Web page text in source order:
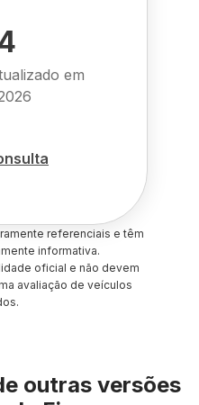
em
referenciais e têm
informativa.
oficial e não devem
avaliação de veículos
outras versões